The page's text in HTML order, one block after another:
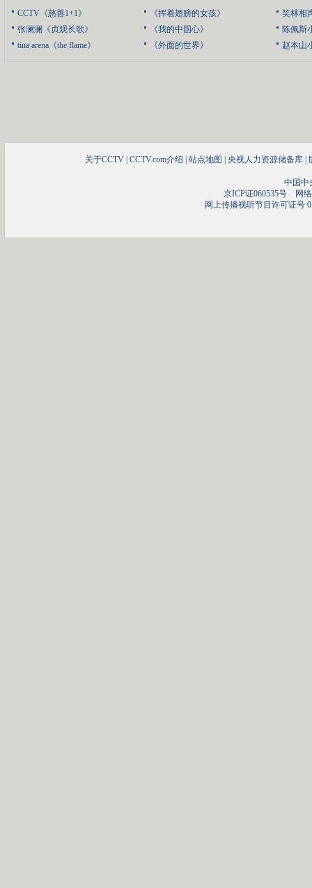
CCTV《慈善1+1》
张澜澜《贞观长歌》
tina arena《the flame》
《挥着翅膀的女孩》
《我的中国心》
《外面的世界》
笑林相
陈佩斯
赵本山
关于CCTV | CCTV.com介绍 | 站点地图 | 央视人力资源储备库 |
中国中
京ICP证060535号网络
网上传播视听节目许可证号